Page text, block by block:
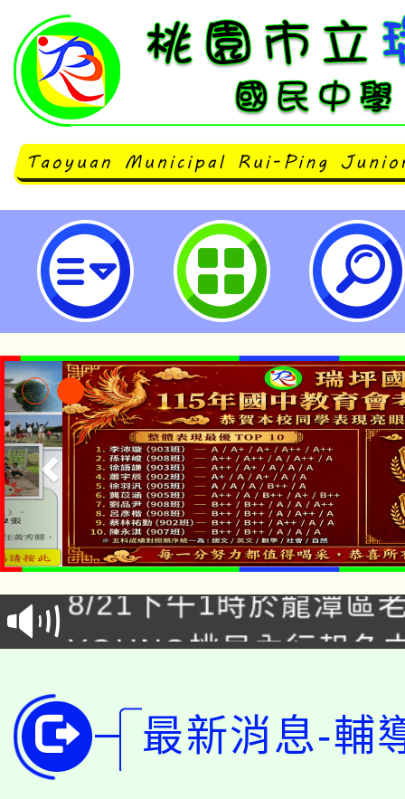
轉知樹人醫護管理專科學校「和菓
動」-桃園市立瑞坪國民中學
「本色祭」8/29、30在
場熱烈登場!
8/21下午1時於龍潭區
徵才活動。
YOUNG桃局內行報名
開!
115年桃園市運動會8/
田徑場及游泳池舉行。
桃園市低收入戶享有免
最新消息-輔